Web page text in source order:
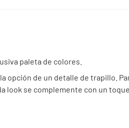
paleta de colores.
opción de un detalle de trapillo.
look se complemente con un toque